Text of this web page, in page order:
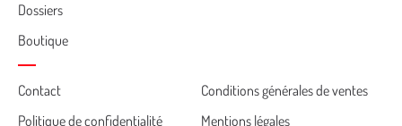
Dossiers
Boutique
Cemea
Contact
Conditions générales de ventes
Politique de confidentialité
Mentions légales